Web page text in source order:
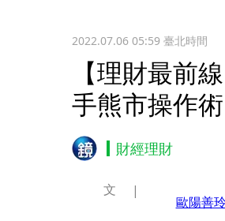
2022.07.06 05:59臺北時間
【理財最前
手熊市操作術
財經理財
文
歐陽善玲